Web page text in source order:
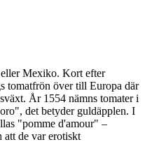
eller Mexiko. Kort efter
tomatfrön över till Europa där
År 1554 nämns tomater i
det betyder guldäpplen. I
"pomme d'amour" –
att de var erotiskt